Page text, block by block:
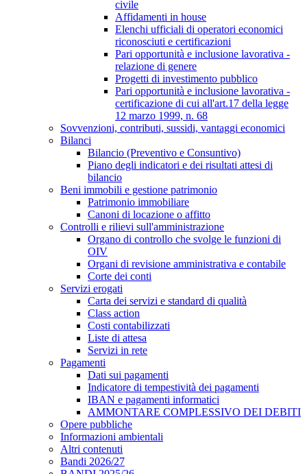
civile
Affidamenti in house
Elenchi ufficiali di operatori economici
riconosciuti e certificazioni
Pari opportunità e inclusione lavorativa -
relazione di genere
Progetti di investimento pubblico
Pari opportunità e inclusione lavorativa -
certificazione di cui all'art.17 della legge
12 marzo 1999, n. 68
Sovvenzioni, contributi, sussidi, vantaggi economici
Bilanci
Bilancio (Preventivo e Consuntivo)
Piano degli indicatori e dei risultati attesi di
bilancio
Beni immobili e gestione patrimonio
Patrimonio immobiliare
Canoni di locazione o affitto
Controlli e rilievi sull'amministrazione
Organo di controllo che svolge le funzioni di
OIV
Organi di revisione amministrativa e contabile
Corte dei conti
Servizi erogati
Carta dei servizi e standard di qualità
Class action
Costi contabilizzati
Liste di attesa
Servizi in rete
Pagamenti
Dati sui pagamenti
Indicatore di tempestività dei pagamenti
IBAN e pagamenti informatici
AMMONTARE COMPLESSIVO DEI DEBITI
Opere pubbliche
Informazioni ambientali
Altri contenuti
Bandi 2026/27